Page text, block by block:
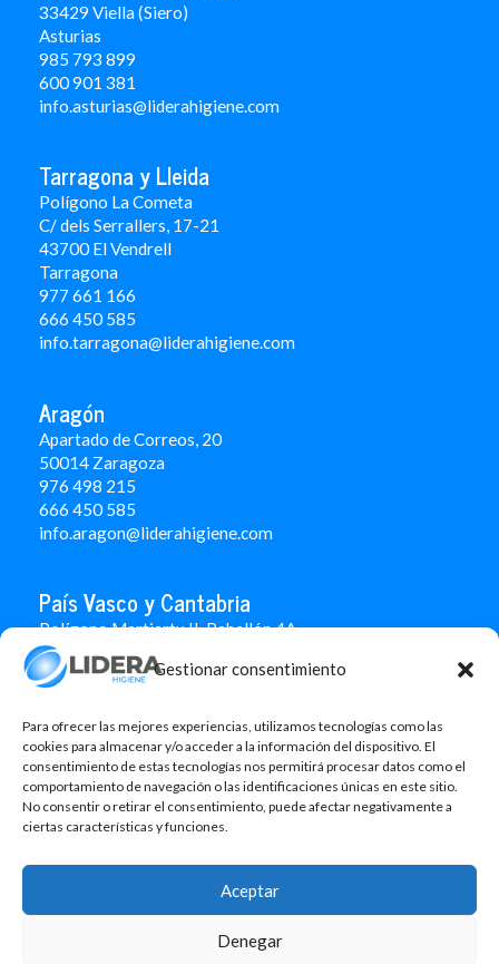
Gestionar consentimiento
Para ofrecer las mejores experiencias, utilizamos tecnologías como las
cookies para almacenar y/o acceder a la información del dispositivo. El
consentimiento de estas tecnologías nos permitirá procesar datos como el
comportamiento de navegación o las identificaciones únicas en este sitio.
No consentir o retirar el consentimiento, puede afectar negativamente a
ciertas características y funciones.
Aceptar
Denegar
33429 Viella (Siero)
Asturias
985 793 899
600 901 381
info.asturias@liderahigiene.com
Tarragona y Lleida
Polígono La Cometa
C/ dels Serrallers, 17-21
43700 El Vendrell
Tarragona
977 661 166
666 450 585
info.tarragona@liderahigiene.com
Aragón
Apartado de Correos, 20
50014 Zaragoza
976 498 215
666 450 585
info.aragon@liderahigiene.com
País Vasco y Cantabria
Polígono Martiartu II. Pabellón 4A
48480 Arrigorriaga
Bizkaia
666 451 184
info.paisvasco@liderahigiene.com
Linked In